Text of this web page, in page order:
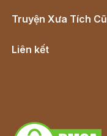
Truyện Xưa Tích Cũ
Liên kết